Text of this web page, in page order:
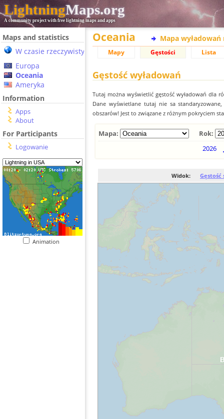
LightningMaps.org
A community project with free lightning maps and apps
Maps and statistics
W czasie rzeczywistym
Europa
Oceania
Ameryka
Information
Apps
About
For Participants
Logowanie
Animation
Oceania Mapa wyładowań
Mapy Gęstości Lista
Gęstość wyładowań
Tutaj można wyświetlić gęstość wyładowań dla
Dane wyświetlane tutaj nie sa
obszarów! Jest to związane z różnym pokryciem
Mapa:
Rok:
2026
Widok: Gęstość